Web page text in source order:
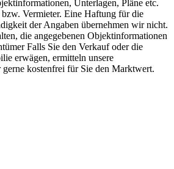
Unterlagen, Pläne etc.
Vermieter. Eine Haftung für die
der Angaben übernehmen wir nicht.
die angegebenen Objektinformationen
Falls Sie den Verkauf oder die
erwägen, ermitteln unsere
kostenfrei für Sie den Marktwert.